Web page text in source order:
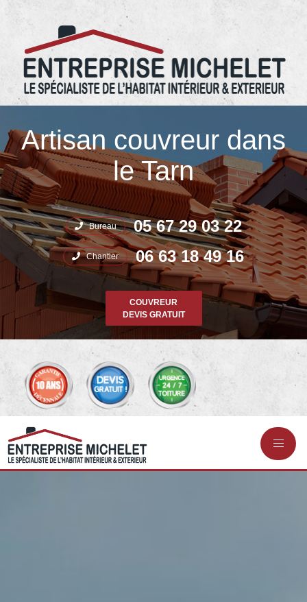
05.67.29.03.22 Entreprise Michelet
Artisan couvreur dans
le Tarn
Bureau 05 67 29 03 22
Chantier 06 63 18 49 16
COUVREUR
DEVIS GRATUIT